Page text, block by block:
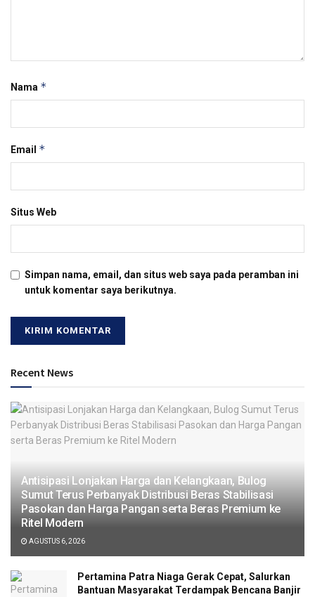
Nama *
Email *
Situs Web
Simpan nama, email, dan situs web saya pada peramban ini
untuk komentar saya berikutnya.
Recent News
Antisipasi Lonjakan Harga dan Kelangkaan, Bulog
Sumut Terus Perbanyak Distribusi Beras Stabilisasi
Pasokan dan Harga Pangan serta Beras Premium ke
Ritel Modern
AGUSTUS 6, 2026
Pertamina Patra Niaga Gerak Cepat, Salurkan
Bantuan Masyarakat Terdampak Bencana Banjir